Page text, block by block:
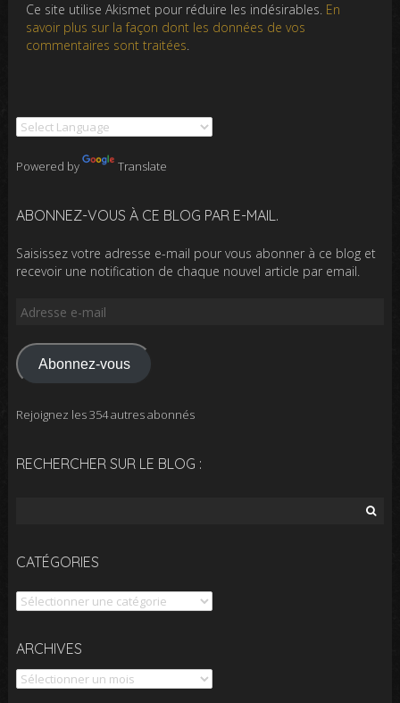
Ce site utilise Akismet pour réduire les indésirables. En
savoir plus sur la façon dont les données de vos
commentaires sont traitées.
Powered by Translate
ABONNEZ-VOUS À CE BLOG PAR E-MAIL.
Saisissez votre adresse e-mail pour vous abonner à ce blog et
recevoir une notification de chaque nouvel article par email.
Adresse
mail
Abonnez-vous
Rejoignez les 354 autres abonnés
RECHERCHER SUR LE BLOG :
CATÉGORIES
Catégories
ARCHIVES
Archives